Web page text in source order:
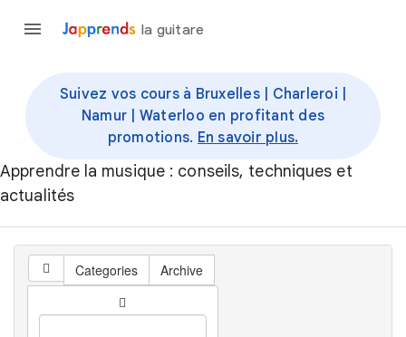
la guitare
Suivez vos cours à Bruxelles | Charleroi |
Namur | Waterloo en profitant des
promotions. En savoir plus.
Apprendre la musique : conseils, techniques et
actualités
Categories Archive